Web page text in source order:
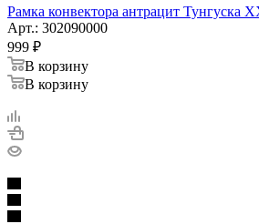
Рамка конвектора антрацит Тунгуска
Арт.: 302090000
999 ₽
В корзину
В корзину